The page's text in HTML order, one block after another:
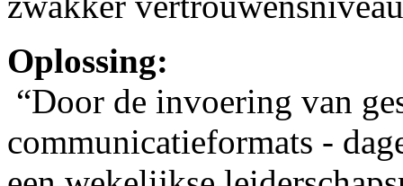
Oplossing:
“Door de invoering van
communicatieformats -